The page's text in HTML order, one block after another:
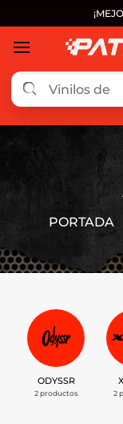
al
contenido
PORTADA
ODYSSR
2 productos 2